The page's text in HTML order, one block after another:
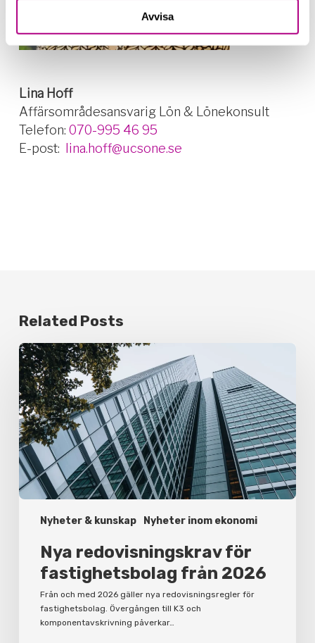
Avvisa
Lina Hoff
Affärsområdesansvarig Lön & Lönekonsult
Telefon: 070-995 46 95
E-post:
lina.hoff@ucsone.se
Related Posts
Nyheter & kunskap Nyheter inom ekonomi
Nya
redovisningskrav
för
fastighetsbolag
från
2026
Nya redovisningskrav för
fastighetsbolag från 2026
Från och med 2026 gäller nya redovisningsregler för
fastighetsbolag. Övergången till K3 och
komponentavskrivning påverkar…